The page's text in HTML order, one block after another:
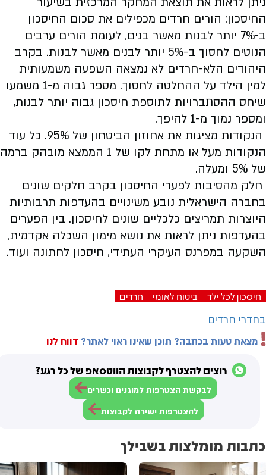
החיסכון: הורים חרדים מכפילים את סכום החיסכון
ב-7% יותר לבנות מאשר בנים, לעומת הורים ערבים
הנוטים לחסוך ב-5% יותר לבנים מאשר לבנות. בקרב
היהודים הלא-חרדים לא נמצאה השפעה משמעותית
למין הילד על ההחלטה לחסוך. מספר גבוה מ-1 משמעו
שיחס ההסתברויות לתוספת חיסכון גבוה יותר לבנות,
ומספר נמוך מ-1 להיפך.
הנקודות מציגות את אחוזון הביטחון של 95%. כל עוד
הנקודות מעל או מתחת לקו של 1 הממצא מובהק ברמה
של 5% ומעלה.
חלק מהסיבות לפערי החיסכון בקרב חלקים שונים
בחברה הישראלית נובע משינויים בהעדפות תרבותיות
היוצרות תמריצים כלכליים שונים לחיסכון. בין הפערים
בהעדפות ניתן לראות את נושא מימון השכלה אקדמית,
השקעה במפרנס העיקרי העתידי, חיסכון לחתונה ועוד.
חיסכון לכל ילד ביטוח לאומי חרדים
בחדרי חרדים
מצאת טעות בכתבה? תוכן שאינו ראוי לאתר? דווח לנו
רוצים להצטרף לקבוצות הווטסאפ של כל רגע?
לבקשת הצטרפות למוגנים וכשרים
להצטרפות ישירה לקבוצות
כתבות מומלצות בשבילך